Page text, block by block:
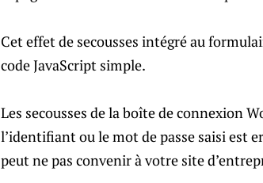
Cet effet de secousses intégré au
code JavaScript simple.
Les secousses de la boîte de connexion
l’identifiant ou le mot de passe saisi est
peut ne pas convenir à votre site